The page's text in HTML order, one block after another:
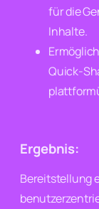
für die
Inhalte.
Quick-
Ergebnis:
Bereitstellung